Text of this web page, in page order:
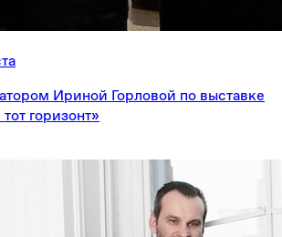
Ириной Горловой по выставке
горизонт»